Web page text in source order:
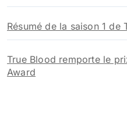
Résumé de la saison 1 de
True Blood remporte le
Award